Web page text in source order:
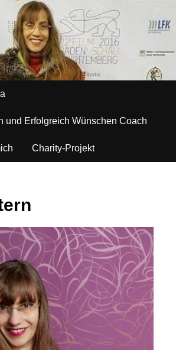
und Erfolgreich Wünschen Coach
Charity-Projekt